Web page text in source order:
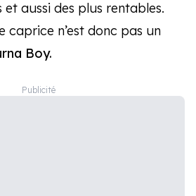
aussi des plus rentables.
caprice n’est donc pas un
Boy.